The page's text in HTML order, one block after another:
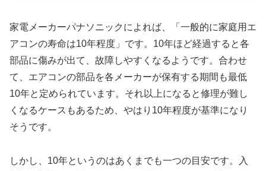
家電メーカーパナソニックによれば、「一般的に家庭用エ
アコンの寿命は10年程度」です。10年ほど経過すると各
部品に傷みが出て、故障しやすくなるようです。合わせ
て、エアコンの部品を各メーカーが保有する期間も最低
10年と定められています。それ以上になると修理が難し
くなるケースもあるため、やはり10年程度が基準になり
そうです。
しかし、10年というのはあくまでも一つの目安です。入